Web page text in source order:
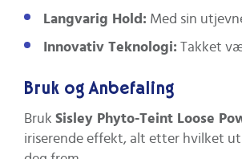
Langvarig Hold: Med sin
Innovativ Teknologi: Takket
Bruk og Anbefaling
Bruk Sisley Phyto-Teint Loose
iriserende effekt, alt etter hvilket